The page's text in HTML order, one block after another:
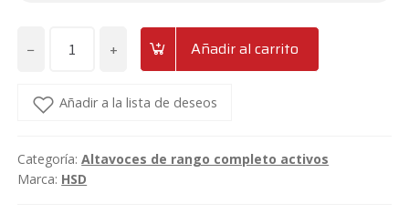
−
15"
amplificado
de
+ Añadir al carrito
Añadir a la lista de deseos
Categoría:Altavoces de rango completo activos
Marca: HSD